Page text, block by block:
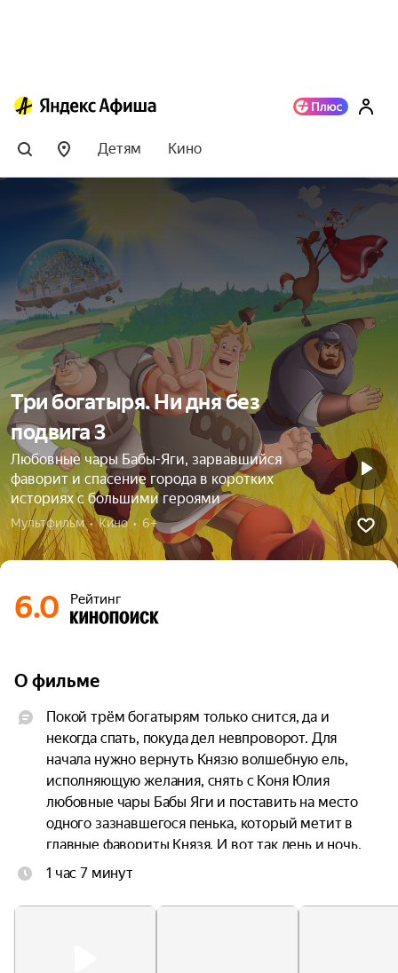
Детям Кино
Три богатыря. Ни дня без
подвига 3
Любовные чары Бабы-Яги, зарвавшийся
фаворит и спасение города в коротких
историях с большими героями
Мультфильм  •  Кино  •  6+
6.0 Рейтинг
О фильме
Покой трём богатырям только снится, да и
некогда спать, покуда дел невпроворот. Для
начала нужно вернуть Князю волшебную ель,
исполняющую желания, снять с Коня Юлия
любовные чары Бабы Яги и поставить на место
одного зазнавшегося пенька, который метит в
главные фавориты Князя. И вот так день и ночь,
без отдыха и сна несут они на своих плечах
самом прямом смысле. Главное, чтобы не
1 час 7 минут